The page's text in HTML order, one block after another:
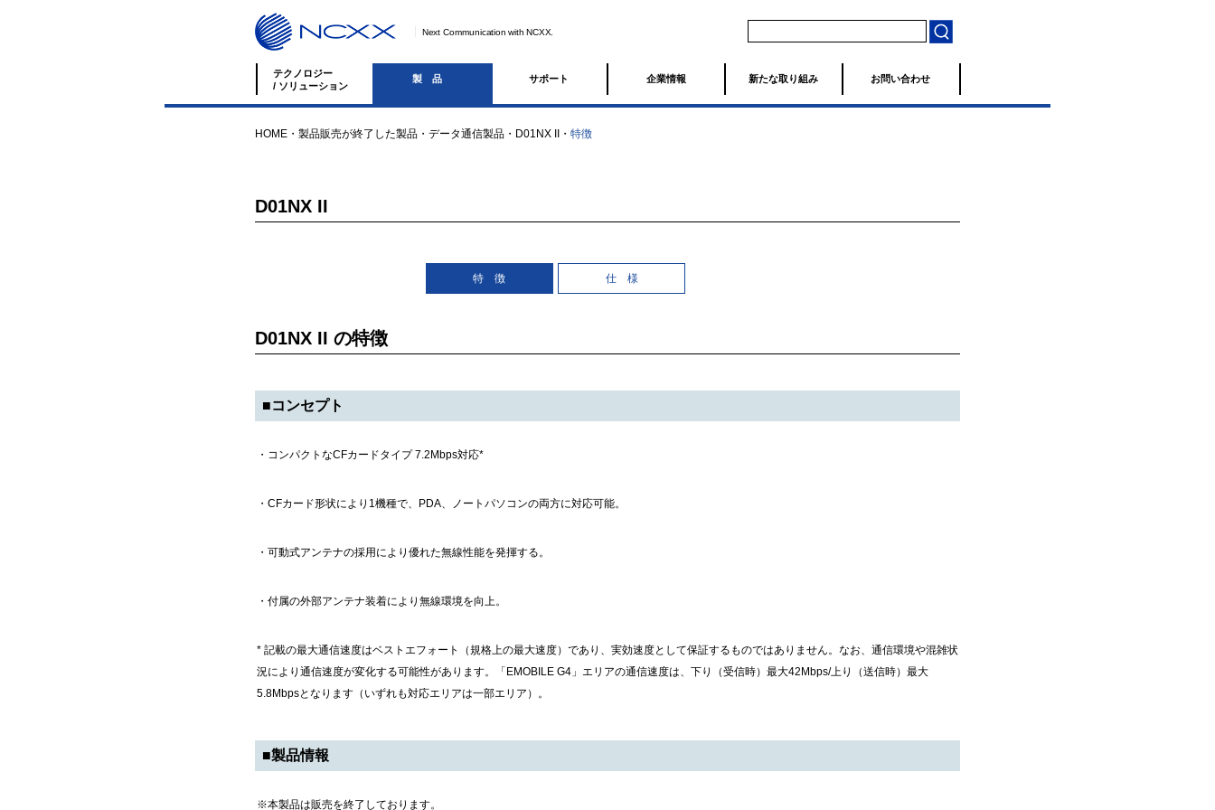
Next Communication with NCXX.
テクノロジー
/ ソリューション
製品 サポート 企業情報 新たな取り組み お問い合わせ
HOME ・ 製品販売が終了した製品 ・ データ通信製品 ・ D01NX II ・ 特徴
D01NX II
特 徴 仕 様
D01NX II の特徴
■コンセプト
・コンパクトなCFカードタイプ 7.2Mbps対応*
・CFカード形状により1機種で、PDA、ノートパソコンの両方に対応可能。
・可動式アンテナの採用により優れた無線性能を発揮する。
・付属の外部アンテナ装着により無線環境を向上。
* 記載の最大通信速度はベストエフォート（規格上の最大速度）であり、実効速度として保証するものではありません。なお、通信環境や混雑状
況により通信速度が変化する可能性があります。「EMOBILE G4」エリアの通信速度は、下り（受信時）最大42Mbps/上り（送信時）最大
5.8Mbpsとなります（いずれも対応エリアは一部エリア）。
■製品情報
※本製品は販売を終了しております。